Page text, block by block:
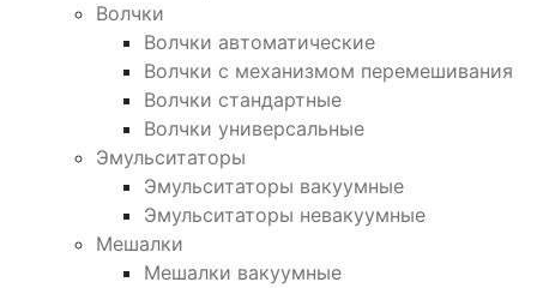
Волчки
Волчки автоматические
Волчки с механизмом перемешивания
Волчки стандартные
Волчки универсальные
Эмульситаторы
Эмульситаторы вакуумные
Эмульситаторы невакуумные
Мешалки
Мешалки вакуумные